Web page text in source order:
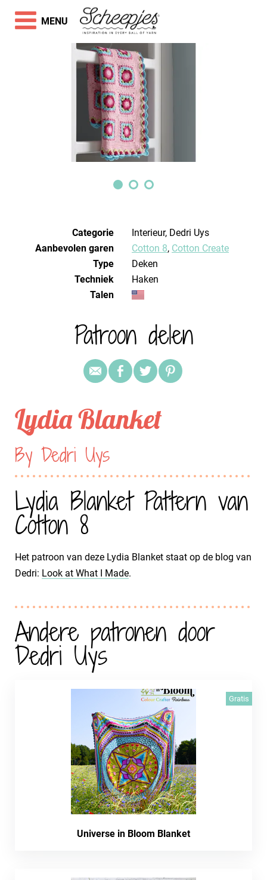
Categorie
Interieur, Dedri Uys
Aanbevolen garen
Cotton 8, Cotton Create
Type
Deken
Techniek
haken
Talen
Patroon delen
Lydia Blanket
By Dedri Uys
Lydia Blanket Pattern van
Cotton 8
Het patroon van deze Lydia Blanket staat op de blog van
Dedri: Look at What I Made.
Andere patronen door
Dedri Uys
Gratis
Universe in Bloom Blanket
MENU